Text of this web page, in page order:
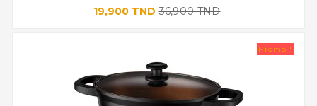
19,900 TND 36,900 TND
Promo !